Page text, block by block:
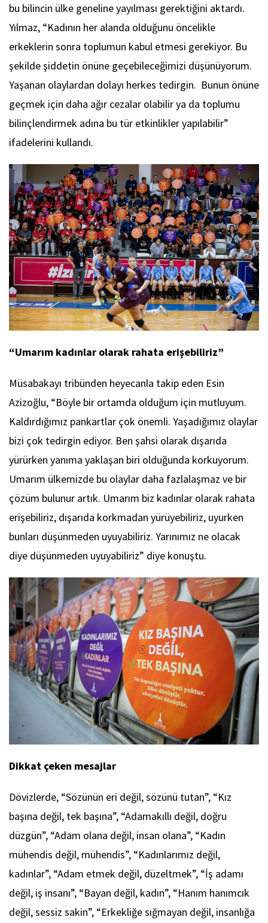
bu bilincin ülke geneline yayılması gerektiğini aktardı.
Yılmaz, “Kadının her alanda olduğunu öncelikle
erkeklerin sonra toplumun kabul etmesi gerekiyor. Bu
şekilde şiddetin önüne geçebileceğimizi düşünüyorum.
Yaşanan olaylardan dolayı herkes tedirgin. Bunun önüne
geçmek için daha ağır cezalar olabilir ya da toplumu
bilinçlendirmek adına bu tür etkinlikler yapılabilir”
ifadelerini kullandı.
“Umarım kadınlar olarak rahata erişebiliriz”
Müsabakayı tribünden heyecanla takip eden Esin
Azizoğlu, “Böyle bir ortamda olduğum için mutluyum.
Kaldırdığımız pankartlar çok önemli. Yaşadığımız olaylar
bizi çok tedirgin ediyor. Ben şahsi olarak dışarıda
yürürken yanıma yaklaşan biri olduğunda korkuyorum.
Umarım ülkemizde bu olaylar daha fazlalaşmaz ve bir
çözüm bulunur artık. Umarım biz kadınlar olarak rahata
erişebiliriz, dışarıda korkmadan yürüyebiliriz, uyurken
bunları düşünmeden uyuyabiliriz. Yarınımız ne olacak
diye düşünmeden uyuyabiliriz” diye konuştu.
Dikkat çeken mesajlar
Dövizlerde, “Sözünün eri değil, sözünü tutan”, “Kız
başına değil, tek başına”, “Adamakıllı değil, doğru
düzgün”, “Adam olana değil, insan olana”, “Kadın
mühendis değil, mühendis”, “Kadınlarımız değil,
kadınlar”, “Adam etmek değil, düzeltmek”, “İş adamı
değil, iş insanı”, “Bayan değil, kadın”, “Hanım hanımcık
değil, sessiz sakin”, “Erkekliğe sığmayan değil, insanlığa